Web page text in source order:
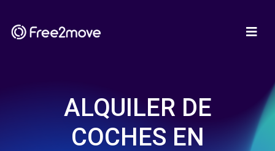
ALQUILER DE
COCHES EN